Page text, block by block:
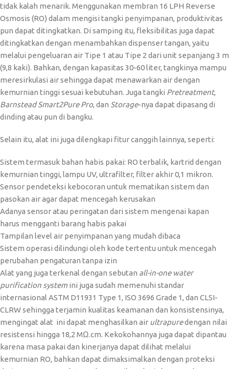
tidak kalah menarik. Menggunakan membran 16 LPH Reverse
Osmosis (RO) dalam mengisi tangki penyimpanan, produktivitas
pun dapat ditingkatkan. Di samping itu, fleksibilitas juga dapat
ditingkatkan dengan menambahkan dispenser tangan, yaitu
melalui pengeluaran air Tipe 1 atau Tipe 2 dari unit sepanjang 3 m
(9,8 kaki). Bahkan, dengan kapasitas 30-60 liter, tangkinya mampu
meresirkulasi air sehingga dapat menawarkan air dengan
kemurnian tinggi sesuai kebutuhan. Juga tangki Pretreatment,
Barnstead Smart2Pure Pro, dan Storage-nya dapat dipasang di
dinding atau pun di bangku.
Selain itu, alat ini juga dilengkapi fitur canggih lainnya, seperti:
Sistem termasuk bahan habis pakai: RO terbalik, kartrid dengan
kemurnian tinggi, lampu UV, ultrafilter, filter akhir 0,1 mikron.
Sensor pendeteksi kebocoran untuk mematikan sistem dan
pasokan air agar dapat mencegah kerusakan
Adanya sensor atau peringatan dari sistem mengenai kapan
harus mengganti barang habis pakai
Tampilan level air penyimpanan yang mudah dibaca
Sistem operasi dilindungi oleh kode tertentu untuk mencegah
perubahan pengaturan tanpa izin
Alat yang juga terkenal dengan sebutan all-in-one water
purification system ini juga sudah memenuhi standar
internasional ASTM D11931 Type 1, ISO 3696 Grade 1, dan CLSI-
CLRW sehingga terjamin kualitas keamanan dan konsistensinya,
mengingat alat ini dapat menghasilkan air ultrapuredengan nilai
resistensi hingga 18,2 MΩ.cm. Kekokohannya juga dapat dipantau
karena masa pakai dan kinerjanya dapat dilihat melalui
kemurnian RO, bahkan dapat dimaksimalkan dengan proteksi